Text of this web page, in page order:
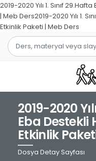
2019-2020 Yılı 1. Sınıf
| Meb Ders2019-2020 Yılı 1.
Etkinlik Paketi | Meb Ders
1.SINIF
2.SINIF
3.SINIF
2019-2020
Eba Destekli
Etkinlik
Dosya Detay Sayfası